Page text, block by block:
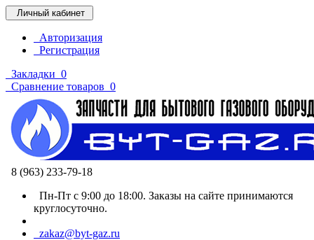
Личный кабинет
Авторизация
Регистрация
Закладки 0
Сравнение товаров 0
8 (963) 233-79-18
Пн-Пт с 9:00 до 18:00. Заказы на сайте принимаются
круглосуточно.
zakaz@byt-gaz.ru